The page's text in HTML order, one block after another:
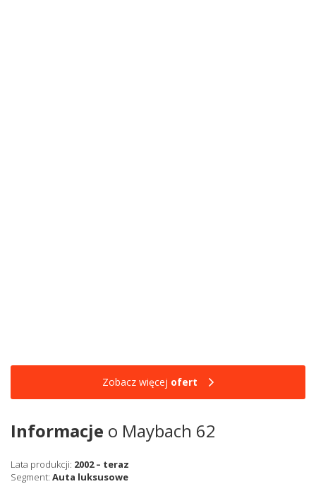
Zobacz więcej ofert
Informacje o Maybach 62
Lata produkcji: 2002 – teraz
Segment: Auta luksusowe